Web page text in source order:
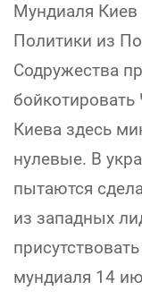
Мундиаля Киев
Политики из
Содружества
Киева здесь
нулевые. В
пытаются
из западных
мундиаля 14